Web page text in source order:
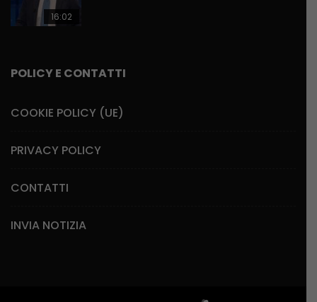
16:02
POLICY E CONTATTI
COOKIE POLICY (UE)
PRIVACY POLICY
CONTATTI
INVIA NOTIZIA